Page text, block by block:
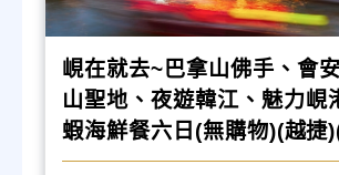
峴在就去~巴拿山佛手、會
山聖地、夜遊韓江、魅力峴
蝦海鮮餐六日(無購物)(越捷